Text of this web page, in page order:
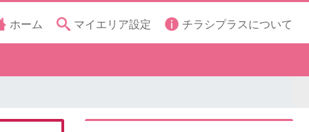
ホーム マイエリア設定 チラシプラスについて